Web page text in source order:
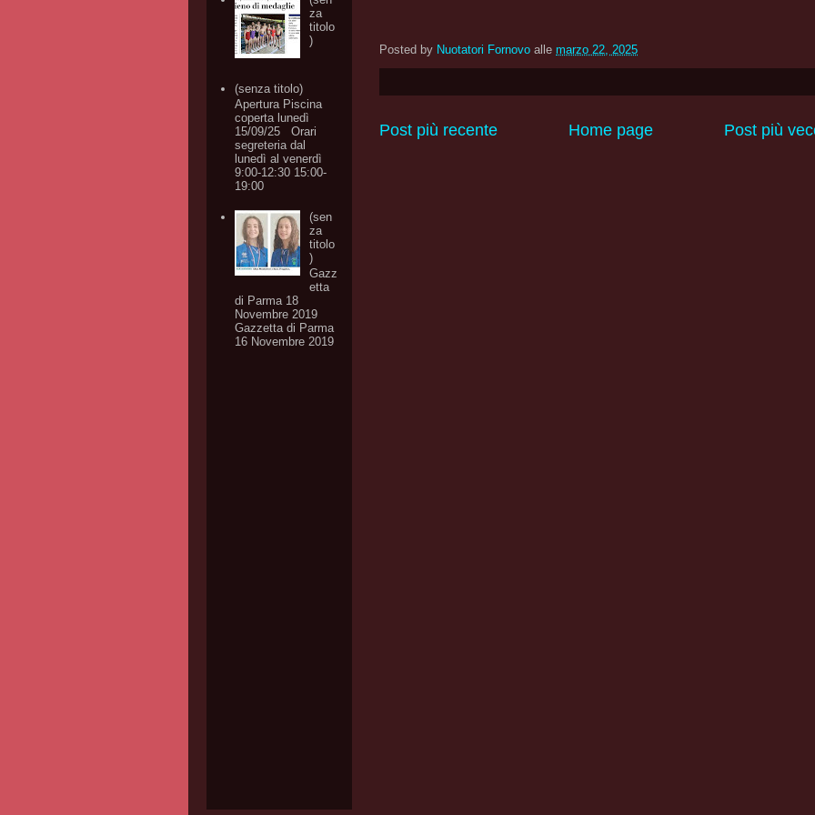
Posted by Nuotatori Fornovo alle marzo 22, 2025
Post più recente Post più
Home page
za
titolo
)
(senza titolo)
Apertura Piscina
coperta lunedì
15/09/25 Orari
segreteria dal
lunedì al venerdì
9:00-12:30 15:00-
19:00
(sen
za
titolo
)
Gazz
etta
di Parma 18
Novembre 2019
Gazzetta di Parma
16 Novembre 2019